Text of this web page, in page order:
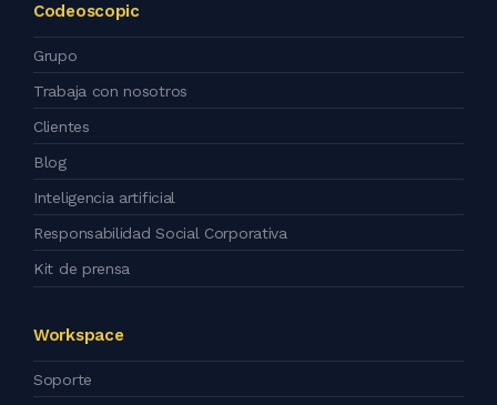
Codeoscopic
Grupo
Trabaja con nosotros
Clientes
Blog
Inteligencia artificial
Responsabilidad Social Corporativa
Kit de prensa
Workspace
Soporte